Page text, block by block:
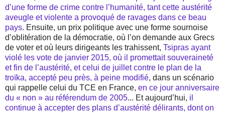
d’une forme de crime contre l’humanité, tant cette austérité
aveugle et violente a provoqué de ravages dans ce beau
pays. Ensuite, un prix politique avec une forme sournoise
d’oblitération de la démocratie, où l’on demande aux Grecs
de voter et où leurs dirigeants les trahissent, Tsipras ayant
violé les vote de janvier 2015, où il promettait souveraineté
et fin de l’austérité, et celui de juillet contre le plan de la
troïka, accepté peu près, à peine modifié, dans un scénario
qui rappelle celui du TCE en France, en ce jour anniversaire
du « non » au référendum de 2005... Et aujourd’hui, il
continue à accepter des plans d’austérité délirants, dont on